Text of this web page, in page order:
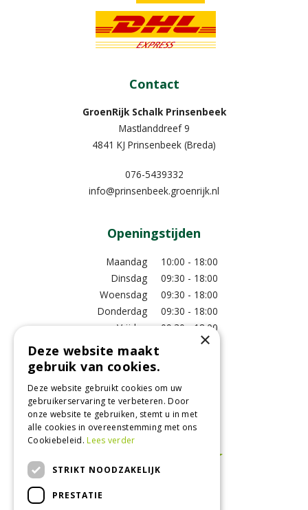
Contact
GroenRijk Schalk Prinsenbeek
Mastlanddreef 9
4841 KJ Prinsenbeek (Breda)
076-5439332
info@prinsenbeek.groenrijk.nl
Openingstijden
Maandag
10:00 - 18:00
Dinsdag
09:30 - 18:00
Woensdag
09:30 - 18:00
Donderdag
09:30 - 18:00
Vrijdag
09:30 - 18:00
Zaterdag
09:00 - 17:00
Zondag
Bekijk extra openingstijden
Bezoek ons!
×
Deze website maakt
gebruik van cookies.
Deze website gebruikt cookies om uw
gebruikerservaring te verbeteren. Door
onze website te gebruiken, stemt u in met
alle cookies in overeenstemming met ons
Cookiebeleid.Lees verder
STRIKT NOODZAKELIJK
PRESTATIE